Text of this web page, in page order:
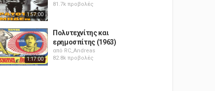
1:57:00
81.7k προβολές
1:17:00
Πολυτεχνίτης και
ερημοσπίτης (1963)
από RC_Andreas
82.8k προβολές